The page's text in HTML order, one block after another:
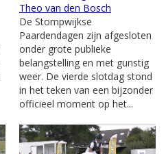
Theo van den Bosch
De Stompwijkse
Paardendagen zijn afgesloten
onder grote publieke
belangstelling en met gunstig
weer. De vierde slotdag stond
in het teken van een bijzonder
officieel moment op het...